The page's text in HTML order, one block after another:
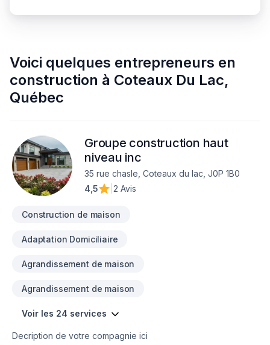
Voici quelques entrepreneurs en
construction à Coteaux Du Lac,
Québec
Groupe construction haut
niveau inc
35 rue chasle, Coteaux du lac, J0P 1B0
4,5
2 Avis
Construction de maison
Adaptation Domiciliaire
Agrandissement de maison
Agrandissement de maison
Voir les 24 services
Decription de votre compagnie ici